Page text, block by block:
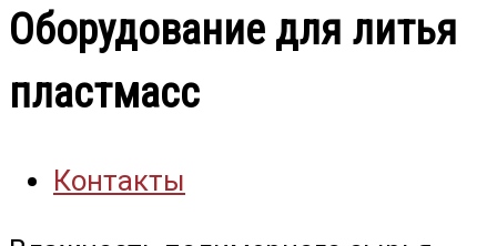
Оборудование для литья
пластмасс
Контакты